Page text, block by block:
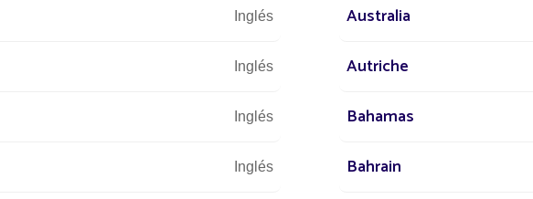
Todos los proyectos Comunidad / Lugar
Inglés Australia
Inglés Autriche
Inglés Bahamas
Inglés Bahrain